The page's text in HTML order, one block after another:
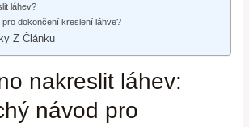
láhev?
pro dokončení kreslení láhve?
Z Článku
nakreslit láhev:
návod pro